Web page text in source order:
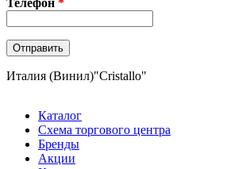
Италия (Винил)"Cristallo"
Каталог
Схема торгового центра
Бренды
Акции